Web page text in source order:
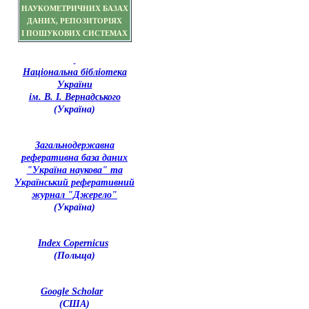
НАУКОМЕТРИЧНИХ БАЗАХ
ДАНИХ, РЕПОЗИТОРІЯХ
І ПОШУКОВИХ СИСТЕМАХ
Національна бібліотека
України
ім. В. І. Вернадського
(Україна)
Загальнодержавна
реферативна база даних
"Україна наукова" та
Український реферативний
журнал "Джерело"
(Україна)
Index Copernicus
(Польща)
Google Scholar
(США)